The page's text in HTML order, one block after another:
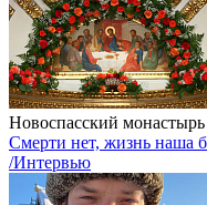
Новоспасский монастырь
Смерти нет, жизнь наша
/Интервью